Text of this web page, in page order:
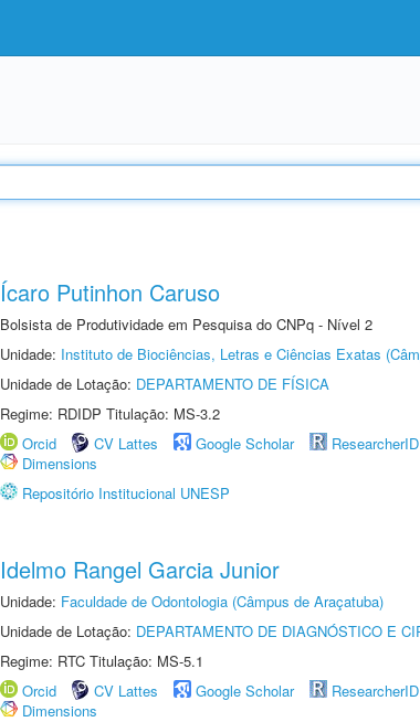
Ícaro Putinhon Caruso
Bolsista de Produtividade em Pesquisa do CNPq - Nível 2
Unidade: Instituto de Biociências, Letras e Ciências Exatas
Unidade de Lotação: DEPARTAMENTO DE FÍSICA
Regime: RDIDP Titulação: MS-3.2
Orcid
CV Lattes Google Scholar ResearcherID
Dimensions
Repositório Institucional UNESP
Idelmo Rangel Garcia Junior
Unidade: Faculdade de Odontologia (Câmpus de Araçatuba)
Unidade de Lotação: DEPARTAMENTO DE DIAGNÓSTICO E
Regime: RTC Titulação: MS-5.1
Orcid
CV Lattes Google Scholar ResearcherID
Dimensions